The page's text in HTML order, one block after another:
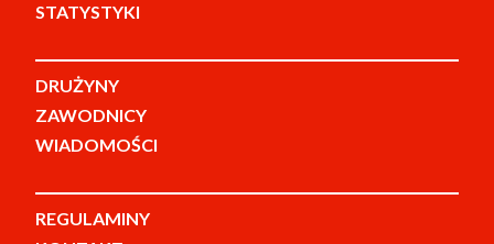
STATYSTYKI
DRUŻYNY
ZAWODNICY
WIADOMOŚCI
REGULAMINY